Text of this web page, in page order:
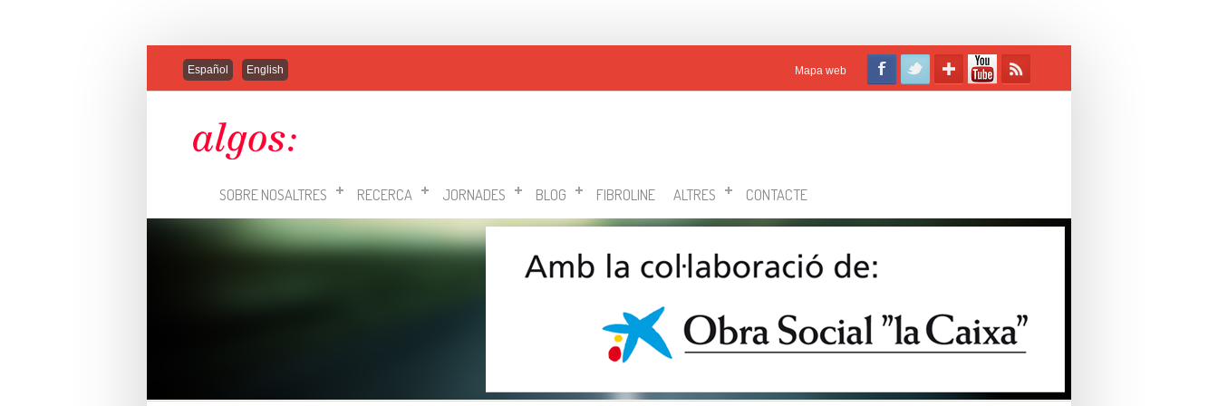
Español English Mapa web
SOBRE NOSALTRES RECERCA JORNADES BLOG FIBROLINE ALTRES CONTACTE